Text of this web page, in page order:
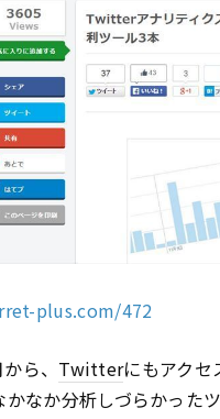
plus.com/472
ら、 Twitterにもアクセ
かなか分析しづらかった